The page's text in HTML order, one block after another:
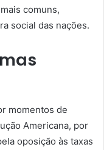
comuns,
social das nações.
momentos de
Americana, por
oposição às taxas